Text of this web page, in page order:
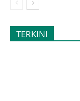
TERKINI